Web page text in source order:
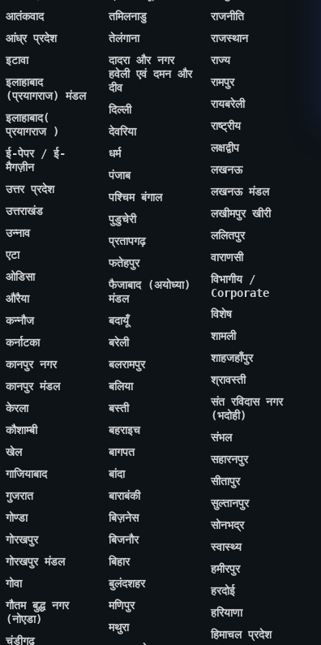
आतंकवाद
आंध्र प्रदेश
इटावा
इलाहाबाद
(प्रयागराज) मंडल
इलाहाबाद(
प्रयागराज )
ई-पेपर / ई-
मैगज़ीन
उत्तर प्रदेश
उत्तराखंड
उन्नाव
एटा
ओडिसा
औरैया
कन्नौज
कर्नाटका
कानपुर नगर
कानपुर मंडल
केरला
कौशाम्बी
खेल
गाजियाबाद
गुजरात
गोण्डा
गोरखपुर
गोरखपुर मंडल
गोवा
गौतम बुद्ध नगर
(नोएडा)
चंडीगढ़
तमिलनाडु
तेलंगाना
दादरा और नगर
हवेली एवं दमन और
दीव
दिल्ली
देवरिया
धर्म
पंजाब
पश्चिम बंगाल
पुडुचेरी
प्रतापगढ़
फतेहपुर
फैजाबाद (अयोध्या)
मंडल
बदायूँ
बरेली
बलरामपुर
बलिया
बस्ती
बहराइच
बागपत
बांदा
बाराबंकी
बिज़नेस
बिजनौर
बिहार
बुलंदशहर
मणिपुर
मथुरा
राजनीति
राजस्थान
राज्य
रामपुर
रायबरेली
राष्ट्रीय
लक्षद्वीप
लखनऊ
लखनऊ मंडल
लखीमपुर खीरी
ललितपुर
वाराणसी
विभागीय /
Corporate
विशेष
शामली
शाहजहाँपुर
श्रावस्ती
संत रविदास नगर
(भदोही)
संभल
सहारनपुर
सीतापुर
सुल्तानपुर
सोनभद्र
स्वास्थ्य
हमीरपुर
हरदोई
हरियाणा
हिमाचल प्रदेश